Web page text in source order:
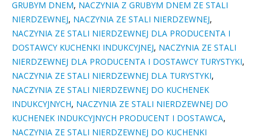
GRUBYM DNEM, NACZYNIA Z GRUBYM DNEM ZE STALI
NIERDZEWNEJ, NACZYNIA ZE STALI NIERDZEWNEJ,
NACZYNIA ZE STALI NIERDZEWNEJ DLA PRODUCENTA I
DOSTAWCY KUCHENKI INDUKCYJNEJ, NACZYNIA ZE STALI
NIERDZEWNEJ DLA PRODUCENTA I DOSTAWCY TURYSTYKI,
NACZYNIA ZE STALI NIERDZEWNEJ DLA TURYSTYKI,
NACZYNIA ZE STALI NIERDZEWNEJ DO KUCHENEK
INDUKCYJNYCH, NACZYNIA ZE STALI NIERDZEWNEJ DO
KUCHENEK INDUKCYJNYCH PRODUCENT I DOSTAWCA,
NACZYNIA ZE STALI NIERDZEWNEJ DO KUCHENKI